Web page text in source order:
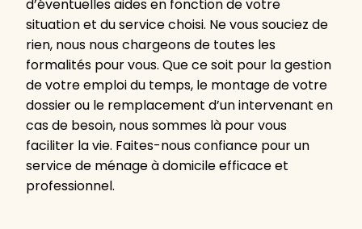
d’éventuelles aides en fonction de votre
situation et du service choisi. Ne vous souciez de
rien, nous nous chargeons de toutes les
formalités pour vous. Que ce soit pour la gestion
de votre emploi du temps, le montage de votre
dossier ou le remplacement d’un intervenant en
cas de besoin, nous sommes là pour vous
faciliter la vie. Faites-nous confiance pour un
service de ménage à domicile efficace et
professionnel.